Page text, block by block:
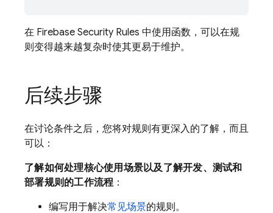
在 Firebase Security Rules 中使用函数，可以在规
则变得越来越复杂时使其更易于维护。
后续步骤
在讨论条件之后，您将对规则有更深入的了解，而且
可以：
了解如何处理核心使用场景以及了解开发、测试和
部署规则的工作流程：
编写用于解决常见场景的规则。